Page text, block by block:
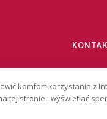
Copyright © 2026
komfort korzystania z
tej stronie i wyświetlać